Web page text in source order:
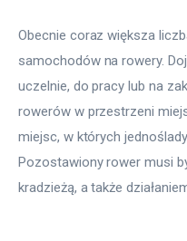
Zdrowie
Więcej
Obecnie coraz większa
samochodów na rowery.
uczelnie, do pracy lub na
rowerów w przestrzeni
miejsc, w których
Pozostawiony rower musi
kradzieżą, a także